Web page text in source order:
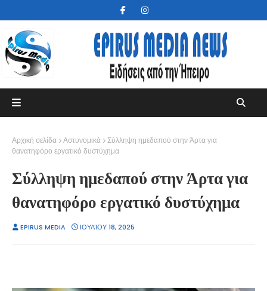
Αρχική σελίδα Αστυνομικά
Σύλληψη ημεδαπού στην Άρτα για
θανατηφόρο εργατικό δυστύχημα
Σύλληψη ημεδαπού στην Άρτα για
θανατηφόρο εργατικό δυστύχημα
EPIRUS MEDIA ΙΟΥΛΊΟΥ 18, 2025